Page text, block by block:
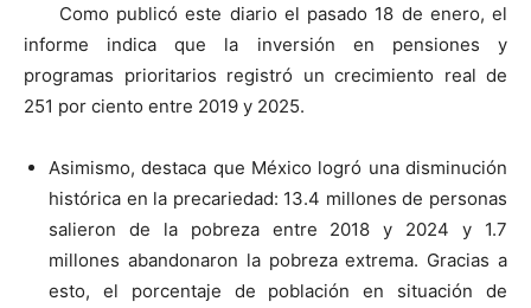
Como publicó este diario el pasado 18 de enero, el
informe indica que la inversión en pensiones y
programas prioritarios registró un crecimiento real de
251 por ciento entre 2019 y 2025.
Asimismo, destaca que México logró una disminución
histórica en la precariedad: 13.4 millones de personas
salieron de la pobreza entre 2018 y 2024 y 1.7
millones abandonaron la pobreza extrema. Gracias a
esto, el porcentaje de población en situación de